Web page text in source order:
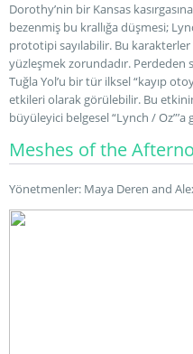
Dorothy’nin bir Kansas
bezenmiş bu krallığa düşmesi;
prototipi sayılabilir. Bu
yüzleşmek zorundadır. Perdeden
Tuğla Yol’u bir tür ilksel “kayıp
etkileri olarak görülebilir. Bu
büyüleyici belgesel “Lynch /
Meshes of the
Yönetmenler: Maya Deren and